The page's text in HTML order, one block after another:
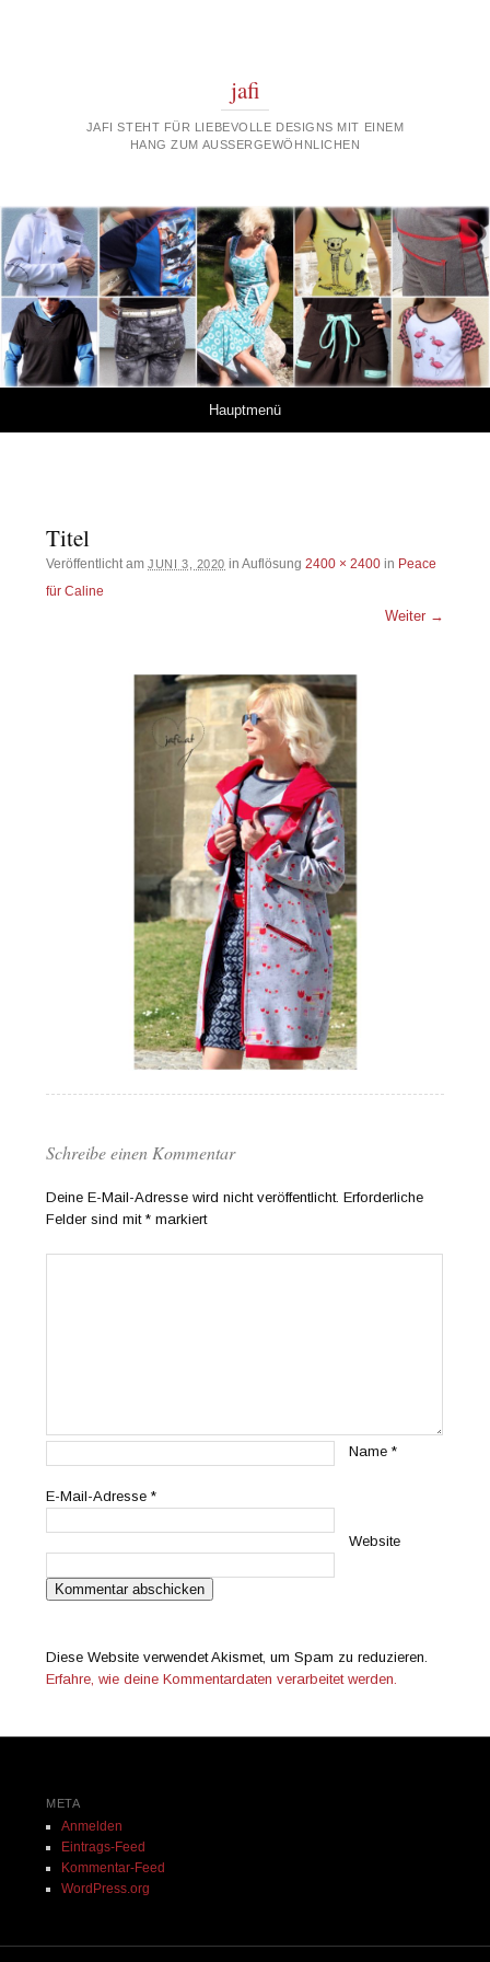
jafi
JAFI STEHT FÜR LIEBEVOLLE DESIGNS MIT EINEM
HANG ZUM AUSSERGEWÖHNLICHEN
Hauptmenü
Titel
Veröffentlicht amJUNI 3, 2020 in Auflösung 2400 × 2400 in Peace
für Caline
Weiter →
Schreibe einen Kommentar
Deine E-Mail-Adresse wird nicht veröffentlicht. Erforderliche
Felder sind mit* markiert
Name*
E-Mail-Adresse*
Website
Diese Website verwendet Akismet, um Spam zu reduzieren.
Erfahre, wie deine Kommentardaten verarbeitet werden.
META
Anmelden
Eintrags-Feed
Kommentar-Feed
WordPress.org